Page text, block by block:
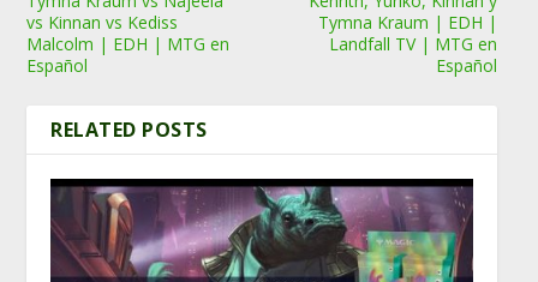
vs Kinnan vs Kediss
Malcolm | EDH | MTG en
Español
Tymna Kraum | EDH |
Landfall TV | MTG en
Español
RELATED POSTS